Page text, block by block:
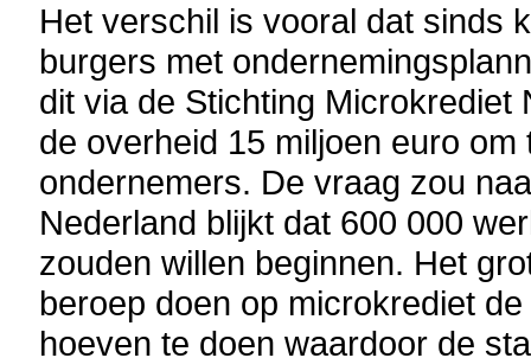
Het verschil is vooral dat sinds
burgers met
dit via de Stichting
de overheid 15 miljoen euro
ondernemers. De vraag zou
Nederland blijkt dat 600 000
zouden willen beginnen. Het
beroep doen op microkrediet
hoeven te doen waardoor de